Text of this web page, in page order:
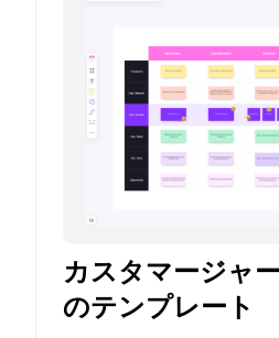
カスタマージャ
のテンプレート